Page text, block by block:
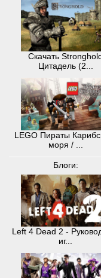
Скачать
Цитадель (2...
LEGO Пираты
моря / ...
Блоги:
Left 4 Dead 2 -
иг...